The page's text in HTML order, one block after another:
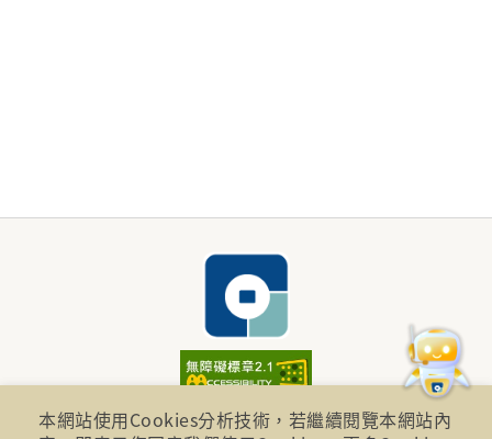
財團法人金融消費評議中心 著作權所有
本網站使用Cookies分析技術，若繼續閱覽本網站內